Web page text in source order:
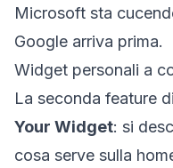
Microsoft sta
Google arriva prima.
Widget personali a
La seconda feature
Your Widget: si
cosa serve sulla